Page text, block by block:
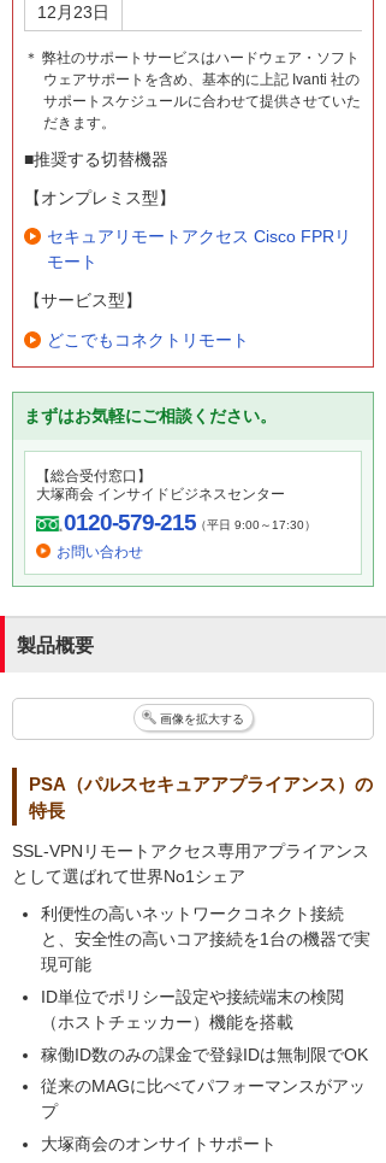
12月23日
＊ 弊社のサポートサービスはハードウェア・ソフト
ウェアサポートを含め、基本的に上記 Ivanti 社の
サポートスケジュールに合わせて提供させていた
だきます。
■推奨する切替機器
【オンプレミス型】
セキュアリモートアクセス Cisco FPRリ
モート
【サービス型】
どこでもコネクトリモート
まずはお気軽にご相談ください。
【総合受付窓口】
大塚商会 インサイドビジネスセンター
0120-579-215（平日 9:00～17:30）
お問い合わせ
製品概要
画像を拡大する
PSA（パルスセキュアアプライアンス）の
特長
SSL-VPNリモートアクセス専用アプライアンス
として選ばれて世界No1シェア
利便性の高いネットワークコネクト接続
と、安全性の高いコア接続を1台の機器で実
現可能
ID単位でポリシー設定や接続端末の検閲
（ホストチェッカー）機能を搭載
稼働ID数のみの課金で登録IDは無制限でOK
従来のMAGに比べてパフォーマンスがアッ
プ
大塚商会のオンサイトサポート